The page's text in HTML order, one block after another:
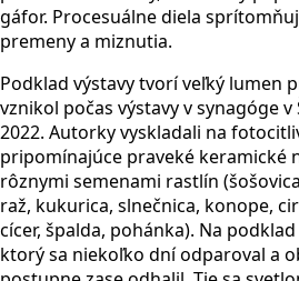
gáfor. Procesuálne diela
premeny a miznutia.
Podklad výstavy tvorí veľký lumen
vznikol počas výstavy v synagóge
2022. Autorky vyskladali na
pripomínajúce praveké keramické
rôznymi semenami rastlín
raž, kukurica, slnečnica, konope,
cícer, špalda, pohánka). Na
ktorý sa niekoľko dní odparoval a